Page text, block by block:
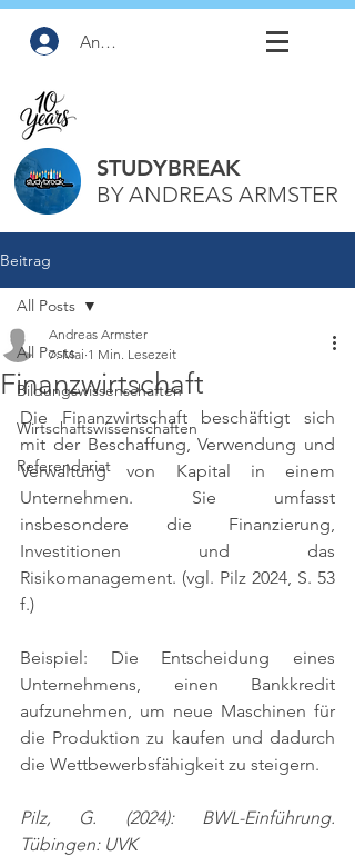
Anmelden
STUDYBREAK
BY ANDREAS ARMSTER
Beitrag
All Posts
Bildungswissenschaften
Wirtschaftswissenschaften
Referendariat
All Posts
Finanzwirtschaft
Andreas Armster
7. Mai 1 Min. Lesezeit
Die Finanzwirtschaft beschäftigt sich
mit der Beschaffung, Verwendung und
Verwaltung von Kapital in einem
Unternehmen. Sie umfasst
insbesondere die Finanzierung,
Investitionen und das
Risikomanagement. (vgl. Pilz 2024, S. 53
f.)
Beispiel: Die Entscheidung eines
Unternehmens, einen Bankkredit
aufzunehmen, um neue Maschinen für
die Produktion zu kaufen und dadurch
die Wettbewerbsfähigkeit zu steigern.
Pilz, G. (2024): BWL-Einführung.
Tübingen: UVK